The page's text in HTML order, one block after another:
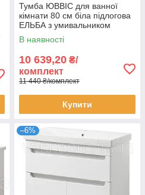
Тумба ЮВВІС для ванної
кімнати 80 см біла підлогова
ЕЛЬБА з умивальником
КАНТЕ
В наявності
10 639,20 ₴/
комплект
11 440 ₴/комплект
Купити
–6%